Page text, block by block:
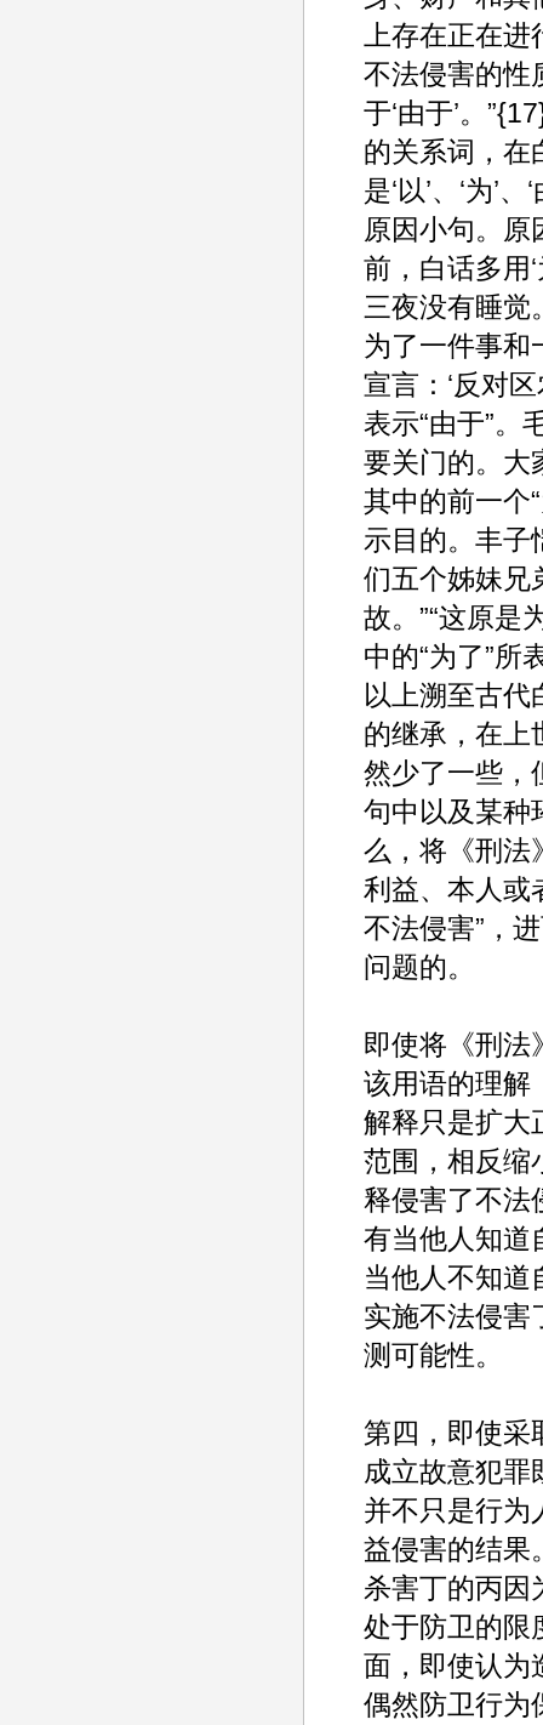
上存在正在
不法侵害的性
于‘由于’。
的关系词，在
是‘以’、‘为’
原因小句。原
前，白话多用
三夜没有睡觉
为了一件事和
宣言：‘反对
表示“由于”。
要关门的。大
其中的前一个
示目的。丰子
们五个姊妹兄
故。”“这原是
中的“为了”所
以上溯至古代
的继承，在上
然少了一些，
句中以及某种
么，将《刑法
利益、本人或
不法侵害”，
问题的。
即使将《刑法
该用语的理解
解释只是扩大
范围，相反缩
释侵害了不法
有当他人知道
当他人不知道
实施不法侵害
测可能性。
第四，即使采
成立故意犯罪
并不只是行为
益侵害的结果
杀害丁的丙因
处于防卫的限
面，即使认为
偶然防卫行为